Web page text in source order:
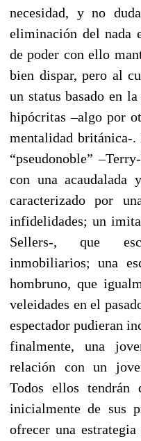
necesidad, y no
eliminación del nada
de poder con ello
bien dispar, pero al
un status basado en
hipócritas –algo por
mentalidad británica-.
“pseudonoble”
con una acaudalada
caracterizado por
infidelidades; un
Sellers-, que
inmobiliarios; una
hombruno, que
veleidades en el
espectador pudieran
finalmente, una
relación con un
Todos ellos tendrán
inicialmente de sus
ofrecer una